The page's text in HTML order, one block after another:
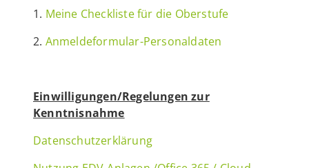
1. Meine Checkliste für die Oberstufe
2. Anmeldeformular-Personaldaten
Einwilligungen/Regelungen zur
Kenntnisnahme
Datenschutzerklärung